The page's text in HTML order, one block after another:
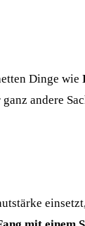
Dinge wie
andere